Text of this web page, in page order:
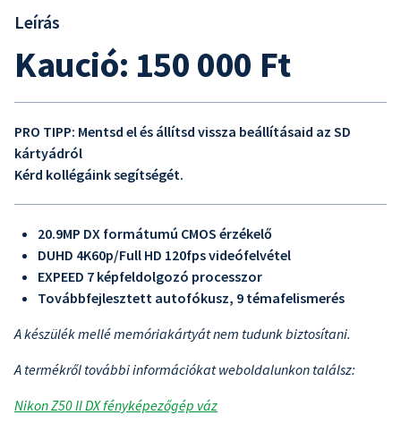
Leírás
Kaució: 150 000 Ft
PRO TIPP: Mentsd el és állítsd vissza beállításaid az SD
kártyádról
Kérd kollégáink segítségét.
20.9MP DX formátumú CMOS érzékelő
DUHD 4K60p/Full HD 120fps videófelvétel
EXPEED 7 képfeldolgozó processzor
Továbbfejlesztett autofókusz, 9 témafelismerés
A készülék mellé memóriakártyát nem tudunk biztosítani.
A termékről további információkat weboldalunkon találsz:
Nikon Z50 II DX fényképezőgép váz